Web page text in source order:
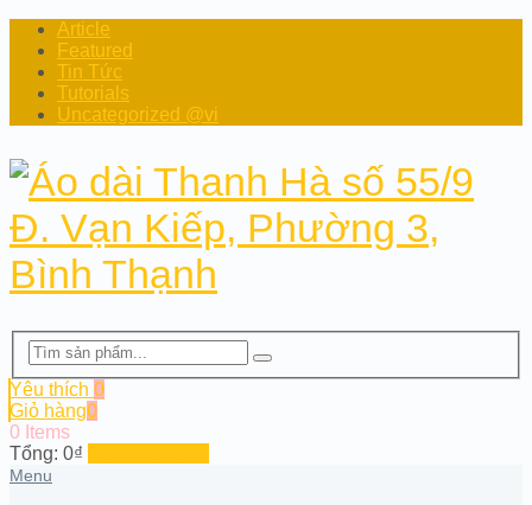
Article
Featured
Tin Tức
Tutorials
Uncategorized @vi
Yêu thích 0
Giỏ hàng0
0 Items
Tổng: 0₫
Menu